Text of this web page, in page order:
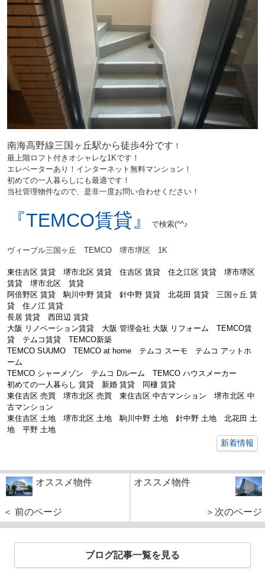
南海高野線三国ヶ丘駅から徒歩4分です ！
最上階ロフト付きオシャレな1Kです！
エレベーターあり！インターネット無料マンション！
初めての一人暮らしにも最適です！
当社管理物件なので、 是非一度お問い合わせください！
『TEMCO賃貸』 で検索(^^♪
ヴィーブル三国ヶ丘 TEMCO 堺市堺区 1K
東住吉区 賃貸 堺市北区 賃貸 住吉区 賃貸 住之江区 賃貸 堺市堺区
賃貸 堺市北区 賃貸
阿倍野区 賃貸駒川中野 賃貸 針中野 賃貸 北花田 賃貸 三国ヶ丘 賃
貸 住ノ江 賃貸
長居 賃貸 西田辺 賃貸
大阪 リノベーション賃貸 大阪 管理会社 大阪 リフォーム TEMCO賃
貸 テムコ賃貸 TEMCO新築
TEMCO SUUMO TEMCO at home テムコ スーモ テムコ アットホ
ーム
TEMCO シャーメゾン テムコ Dルーム TEMCO ハウスメーカー
初めての一人暮らし 賃貸 新婚 賃貸 同棲 賃貸
東住吉区 売買 堺市北区 売買 東住吉区 中古マンション 堺市北区 中
古マンション
東住吉区 土地 堺市北区 土地 駒川中野 土地 針中野 土地 北花田 土
地 平野 土地
新着情報
オススメ物件
＜ 前のページ
オススメ物件
＞次のページ
ブログ記事一覧を見る